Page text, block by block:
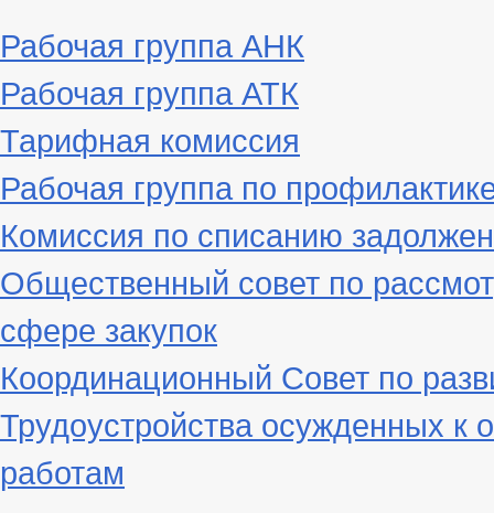
Рабочая группа АНК
Рабочая группа АТК
Тарифная комиссия
Рабочая группа по
Комиссия по списанию
Общественный совет по
сфере закупок
Координационный Совет по
Трудоустройства осужденных
работам